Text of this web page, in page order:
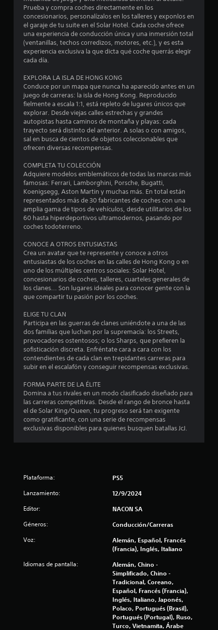
i
o
.
6
s
t
r
e
l
a
e
i
c
o
e
l
s
e
n
Prueba y compra coches directamente en los
concesionarios, personalízalos en los talleres y exponlos en
el garaje de tu suite en el Solar Hotel. Cada coche ofrece
una experiencia de conducción única y una inmersión total
(ventanillas, techos corredizos, motores, etc.), y es esta
experiencia exclusiva la que dicta qué coche querrás elegir
cada día.
EXPLORA LA ISLA DE HONG KONG
Conduce por un mapa que nunca ha aparecido antes en un
juego de carreras: la isla de Hong Kong. Reproducido
fielmente a escala 1:1, está repleto de lugares únicos que
explorar. Desde viejas calles estrechas y grandes
autopistas hasta caminos de montaña y playas: cada
trayecto será distinto del anterior. A solas o con amigos,
sal en busca de cientos de objetos coleccionables que
ofrecen diversas recompensas.
COMPLETA TU COLECCIÓN
Adquiere modelos emblemáticos de todas las marcas más
famosas: Ferrari, Lamborghini, Porsche, Bugatti,
Koenigsegg, Aston Martin y muchas más. En total están
representados más de 30 fabricantes de coches con una
amplia gama de tipos de vehículos, desde utilitarios de los
60 hasta hiperdeportivos ultramodernos, pasando por
coches todoterreno.
CONOCE A OTROS ENTUSIASTAS
Crea un avatar que te represente y conoce a otros
entusiastas de los coches en las calles de Hong Kong o en
uno de los múltiples centros sociales: Solar Hotel,
concesionarios de coches, talleres, cuarteles generales de
los clanes... Son lugares ideales para conocer gente con la
que compartir tu pasión por los coches.
ELIGE TU CLAN
Participa en las guerras de clanes uniéndote a una de las
dos familias que luchan por la supremacía: los Streets,
provocadores ostentosos; o los Sharps, que prefieren la
sofisticación discreta. Enfréntate cara a cara con los
contendientes de cada clan en trepidantes carreras para
subir en el escalafón y conseguir recompensas exclusivas.
FORMA PARTE DE LA ÉLITE
Domina a tus rivales en un modo clasificado diseñado para
las carreras competitivas. Desde el rango de bronce hasta
el de Solar King/Queen, tu progreso será tan exigente
como gratificante, con una serie de recompensas
exclusivas disponibles para quienes busquen batallas JcJ.
Plataforma: PS5
Lanzamiento: 12/9/2024
Editor: NACON SA
Géneros: Conducción/Carreras
Voz:
Alemán, Español, Francés
(Francia), Inglés, Italiano
Idiomas de pantalla:
Alemán, Chino -
Simplificado, Chino -
Tradicional, Coreano,
Español, Francés (Francia),
Inglés, Italiano, Japonés,
Polaco, Portugués (Brasil),
Portugués (Portugal), Ruso,
Turco, Vietnamita, Árabe